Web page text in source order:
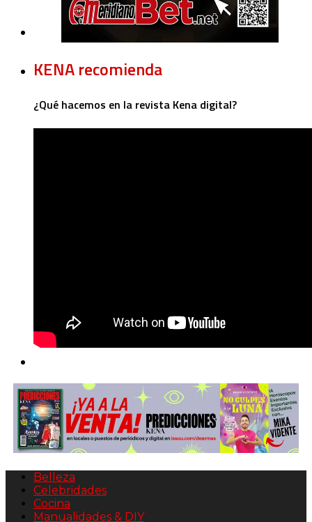
KENA recomienda
¿Qué hacemos en la revista Kena digital?
Belleza
Celebridades
Cocina
Manualidades & DIY